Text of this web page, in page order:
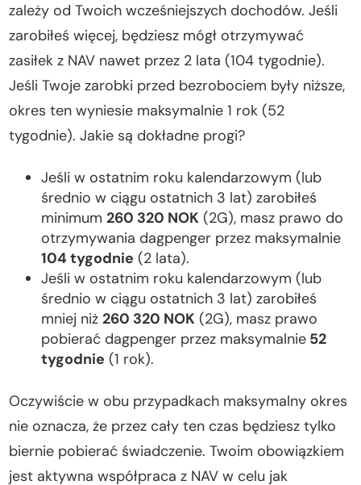
zależy od Twoich wcześniejszych dochodów. Jeśli
zarobiłeś więcej, będziesz mógł otrzymywać
zasiłek z NAV nawet przez 2 lata (104 tygodnie).
Jeśli Twoje zarobki przed bezrobociem były niższe,
okres ten wyniesie maksymalnie 1 rok (52
tygodnie). Jakie są dokładne progi?
Jeśli w ostatnim roku kalendarzowym (lub
średnio w ciągu ostatnich 3 lat) zarobiłeś
minimum 260 320 NOK (2G), masz prawo do
otrzymywania dagpenger przez maksymalnie
104 tygodnie (2 lata).
Jeśli w ostatnim roku kalendarzowym (lub
średnio w ciągu ostatnich 3 lat) zarobiłeś
mniej niż 260 320 NOK (2G), masz prawo
pobierać dagpenger przez maksymalnie 52
tygodnie (1 rok).
Oczywiście w obu przypadkach maksymalny okres
nie oznacza, że przez cały ten czas będziesz tylko
biernie pobierać świadczenie. Twoim obowiązkiem
jest aktywna współpraca z NAV w celu jak